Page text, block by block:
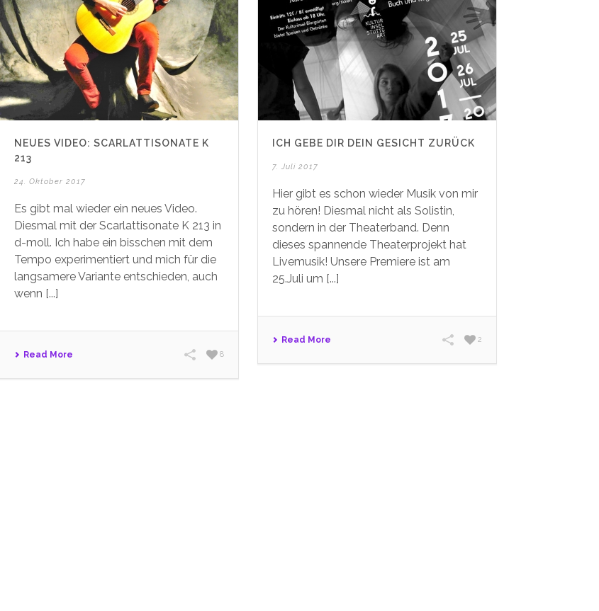
NEUES VIDEO: SCARLATTISONATE K
213
24. Oktober 2017
Es gibt mal wieder ein neues Video.
Diesmal mit der Scarlattisonate K 213 in
d-moll. Ich habe ein bisschen mit dem
Tempo experimentiert und mich für die
langsamere Variante entschieden, auch
wenn [...]
Read More 8
ICH GEBE DIR DEIN GESICHT ZURÜCK
7. Juli 2017
Hier gibt es schon wieder Musik von mir
zu hören! Diesmal nicht als Solistin,
sondern in der Theaterband. Denn
dieses spannende Theaterprojekt hat
Livemusik! Unsere Premiere ist am
25.Juli um [...]
Read More 2